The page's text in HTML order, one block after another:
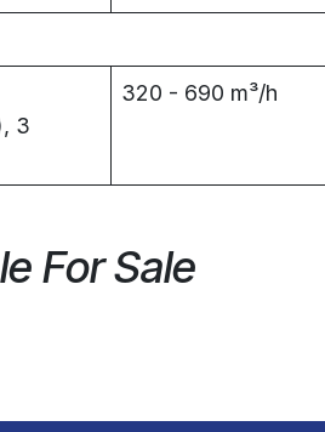
3
320 - 690 m³/h
For Sale